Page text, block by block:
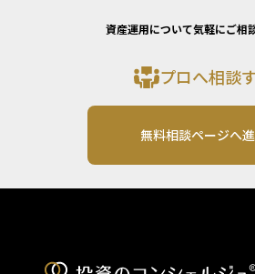
資産運用について気軽にご相
プロへ相談
無料相談ページへ